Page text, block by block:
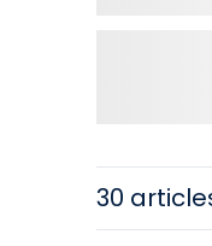
30